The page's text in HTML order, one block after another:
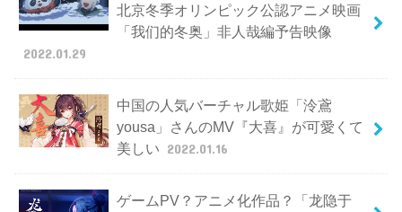
北京冬季オリンピック公認アニメ映画
「我们的冬奥」非人哉編予告映像
2022.01.29
中国の人気バーチャル歌姫「泠鳶
yousa」さんのMV『大喜』が可愛くて
美しい 2022.01.16
ゲームPV？アニメ化作品？「龙隐于